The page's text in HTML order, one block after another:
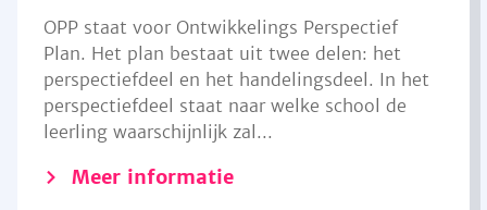
OPP staat voor Ontwikkelings Perspectief
Plan. Het plan bestaat uit twee delen: het
perspectiefdeel en het handelingsdeel. In het
perspectiefdeel staat naar welke school de
leerling waarschijnlijk zal...
Meer informatie